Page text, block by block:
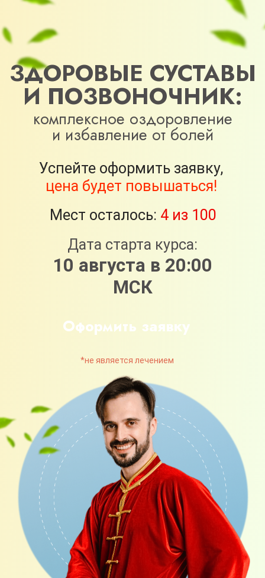
ЗДОРОВЫЕ СУСТАВЫ
И ПОЗВОНОЧНИК:
ВНИМАНИЕ!
Сейчас для вас
действует акция «Повышение
тарифа». Это означает, что
оформляя заявку на тариф «Я сам» -
вы получите тариф «С куратором»,
и оформляя тариф «С куратором»,
вы получите тариф
«Максимальный».
комплексное оздоровление
и избавление от болей
Успейте оформить заявку,
цена будет повышаться!
Дата старта курса:
10 августа в 20:00
*не является лечением